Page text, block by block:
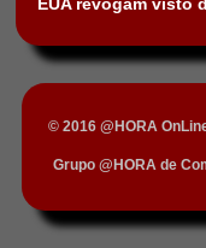
EUA revogam visto
© 2016 @HORA
Grupo @HORA de